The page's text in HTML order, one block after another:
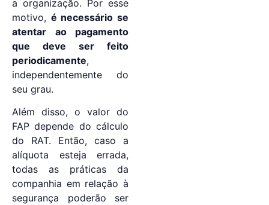
a organização. Por esse
motivo, é necessário se
atentar ao pagamento
que deve ser feito
periodicamente,
independentemente do
seu grau.
Além disso, o valor do
FAP depende do cálculo
do RAT. Então, caso a
alíquota esteja errada,
todas as práticas da
companhia em relação à
segurança poderão ser